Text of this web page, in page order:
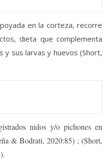
en la corteza, recorre
dieta que complementa
y sus larvas y huevos (Short,
nidos y/o pichones en
& Bodrati, 2020:85) ; (Short,